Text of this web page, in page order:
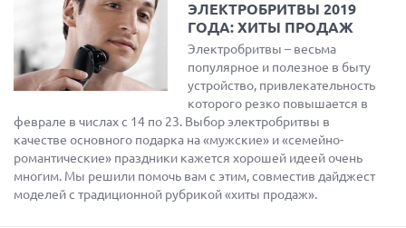
ЭЛЕКТРОБРИТВЫ 2019
ГОДА: ХИТЫ ПРОДАЖ
Электробритвы – весьма
популярное и полезное в быту
устройство, привлекательность
которого резко повышается в
феврале в числах с 14 по 23. Выбор электробритвы в
качестве основного подарка на «мужские» и «семейно-
романтические» праздники кажется хорошей идеей очень
многим. Мы решили помочь вам с этим, совместив дайджест
моделей с традиционной рубрикой «хиты продаж».